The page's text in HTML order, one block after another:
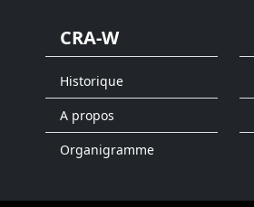
CRA-W
Historique
A propos
Organigramme